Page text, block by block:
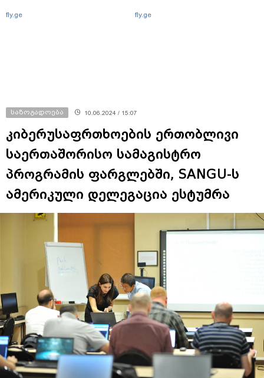
fly.ge fly.ge
საზოგადოება 10.06.2024 / 15:07
კიბერუსაფრთხოების ერთობლივი
საერთაშორისო სამაგისტრო
პროგრამის ფარგლებში, SANGU-ს
ამერიკული დელეგაცია ესტუმრა